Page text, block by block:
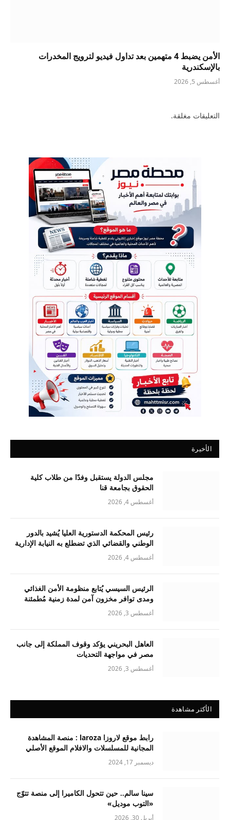
الأمن يضبط 4 متهمين بعد تداول فيديو لترويج المخدرات
بالإسكندرية
أغسطس 5, 2026
التعليقات مغلقة.
الأخيرة
مجلس الدولة يستقبل وفدًا من طلاب كلية
الحقوق بجامعة قنا
أغسطس 4, 2026
رئيس المحكمة الدستورية العليا يُشيد بالدور
الوطني والقضائي الذي تضطلع به النيابة الإدارية
أغسطس 4, 2026
الرئيس السيسي يُتابع منظومة الأمن الغذائي
ومدى توافر مخزون آمن لمدة زمنية مُطمئنة
أغسطس 3, 2026
العاهل البحريني يؤكد وقوف المملكة إلى جانب
مصر في مواجهة التحديات
أغسطس 3, 2026
الأكثر مشاهدة
رابط موقع لاروزا laroza : منصة المشاهدة
المجانية للمسلسلات والافلام الموقع الأصلي
ديسمبر 17, 2024
سينا سالم.. حين تتحول الكاميرا إلى منصة تتوّج
«التوب موديل»
أبريل 30, 2026